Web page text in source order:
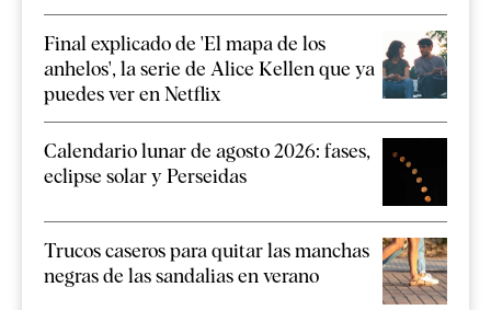
Final explicado de 'El mapa de los
anhelos', la serie de Alice Kellen que ya
puedes ver en Netflix
Calendario lunar de agosto 2026: fases,
eclipse solar y Perseidas
Trucos caseros para quitar las manchas
negras de las sandalias en verano